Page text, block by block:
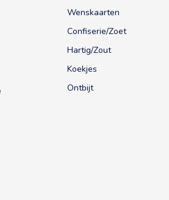
Wenskaarten
Confiserie/Zoet
Hartig/Zout
Koekjes
Ontbijt